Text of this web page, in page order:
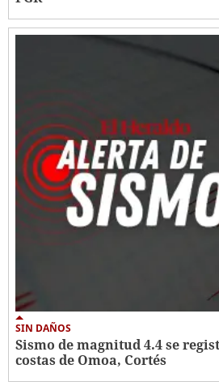
SIN DAÑOS
Sismo de magnitud 4.4 se
costas de Omoa, Cortés